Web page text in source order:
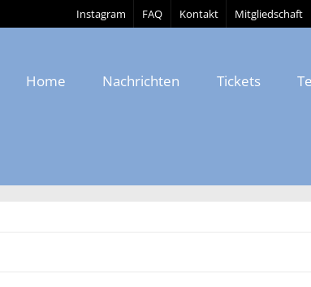
Instagram FAQ Kontakt Mitgliedschaft
Home Nachrichten Tickets